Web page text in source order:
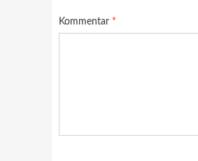
Kommentar *